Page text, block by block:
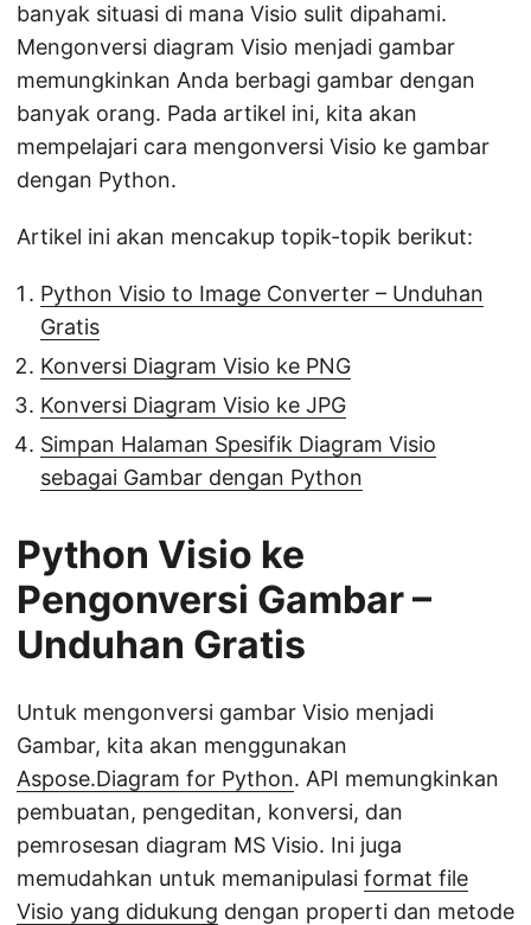
banyak situasi di mana Visio sulit dipahami.
Mengonversi diagram Visio menjadi gambar
memungkinkan Anda berbagi gambar dengan
banyak orang. Pada artikel ini, kita akan
mempelajari cara mengonversi Visio ke gambar
dengan Python.
Artikel ini akan mencakup topik-topik berikut:
Python Visio to Image Converter – Unduhan
Gratis
Konversi Diagram Visio ke PNG
Konversi Diagram Visio ke JPG
Simpan Halaman Spesifik Diagram Visio
sebagai Gambar dengan Python
Python Visio ke
Pengonversi Gambar –
Unduhan Gratis
Untuk mengonversi gambar Visio menjadi
Gambar, kita akan menggunakan
Aspose.Diagram for Python. API memungkinkan
pembuatan, pengeditan, konversi, dan
pemrosesan diagram MS Visio. Ini juga
memudahkan untuk memanipulasi format file
Visio yang didukung dengan properti dan metode